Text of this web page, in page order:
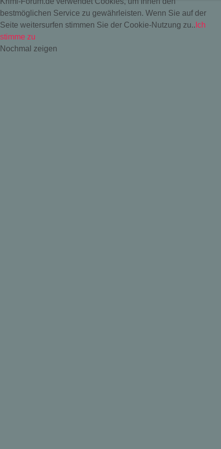
bestmöglichen Service zu gewährleisten. Wenn Sie auf der
Seite weitersurfen stimmen Sie der Cookie-Nutzung zu.. Ich
stimme zu
Nochmal zeigen